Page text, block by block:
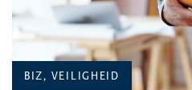
BIZ, VEILIGHEID